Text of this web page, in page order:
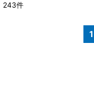
243件
1